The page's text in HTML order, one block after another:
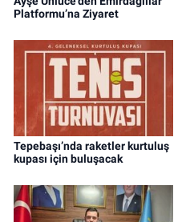
Platformu’na Ziyaret
Tepebaşı’nda raketler kurtuluş
kupası için buluşacak